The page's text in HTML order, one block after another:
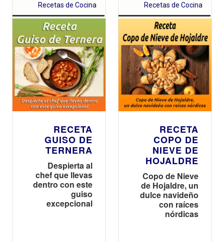
Recetas de Cocina
RECETA
GUISO DE
TERNERA
Despierta al
chef que llevas
dentro con este
guiso
excepcional
Recetas de Cocina
RECETA
COPO DE
NIEVE DE
HOJALDRE
Copo de Nieve
de Hojaldre, un
dulce navideño
con raíces
nórdicas